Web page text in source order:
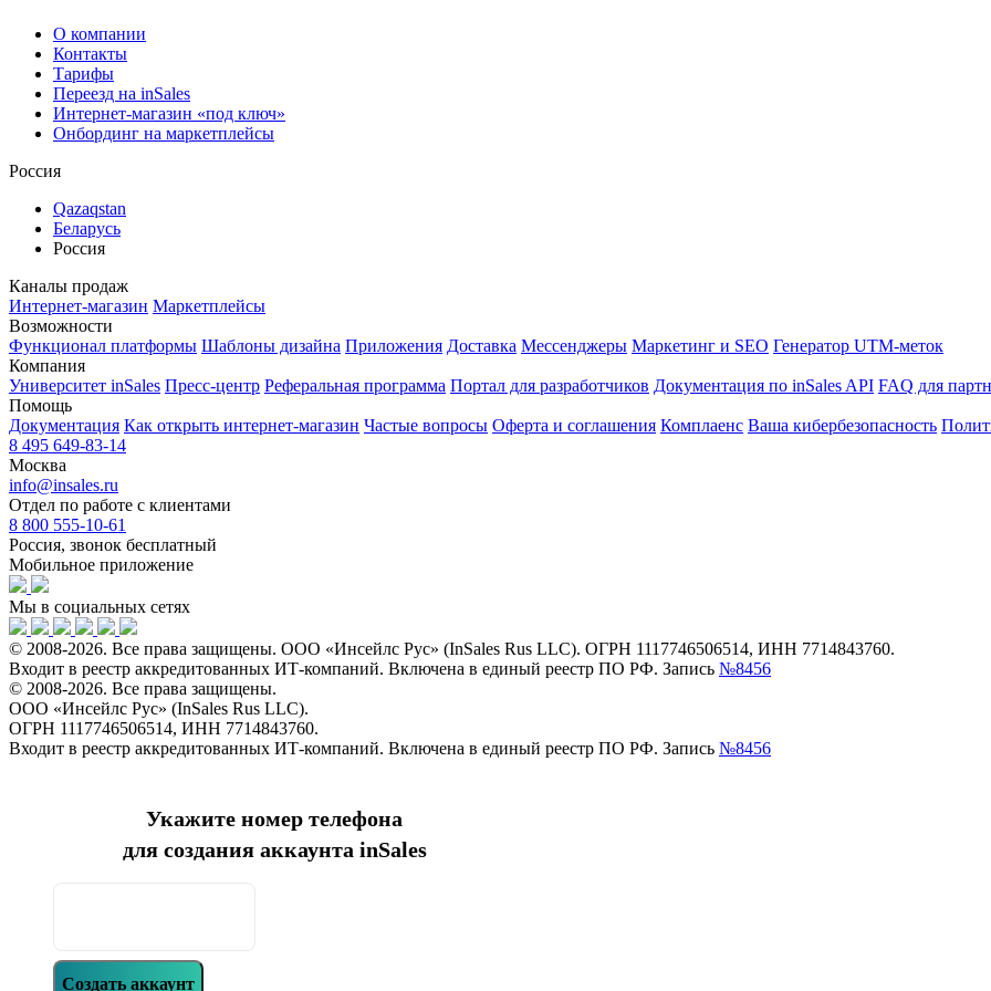
О компании
Контакты
Тарифы
Переезд на inSales
Интернет-магазин «под ключ»
Онбординг на маркетплейсы
Россия
Qazaqstan
Беларусь
Россия
Каналы продаж
Интернет-магазин Маркетплейсы
Возможности
Функционал платформы Шаблоны дизайна Приложения Доставка Мессенджеры Маркетинг и SEO Генератор UTM-меток
Компания
Университет inSales Пресс-центр Реферальная программа Портал для разработчиков Документация по inSales API FAQ для
Помощь
Документация Как открыть интернет-магазин Частые вопросы Оферта и соглашения Комплаенс Ваша кибербезопасность
8 495 649-83-14
Москва
info@insales.ru
Отдел по работе с клиентами
8 800 555-10-61
Россия, звонок бесплатный
Мобильное приложение
Мы в социальных сетях
© 2008-2026. Все права защищены. ООО «Инсейлс Рус» (InSales Rus LLC). ОГРН 1117746506514, ИНН 7714843760.
Входит в реестр аккредитованных ИТ-компаний. Включена в единый реестр ПО РФ. Запись №8456
© 2008-2026. Все права защищены.
ООО «Инсейлс Рус» (InSales Rus LLC).
ОГРН 1117746506514, ИНН 7714843760.
Входит в реестр аккредитованных ИТ-компаний. Включена в единый реестр ПО РФ. Запись №8456
Укажите номер телефона
для создания аккаунта inSales
Создать аккаунт